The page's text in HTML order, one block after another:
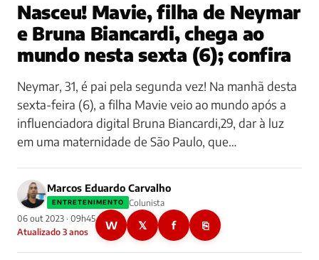
Nasceu! Mavie, filha de Neymar
e Bruna Biancardi, chega ao
mundo nesta sexta (6); confira
Neymar, 31, é pai pela segunda vez! Na manhã desta
sexta-feira (6), a filha Mavie veio ao mundo após a
influenciadora digital Bruna Biancardi,29, dar à luz
em uma maternidade de São Paulo, que…
Marcos Eduardo Carvalho
ENTRETENIMENTO
Colunista
06 out 2023 · 09h45
Atualizado 3 anos
W 𝕏 f ⎘